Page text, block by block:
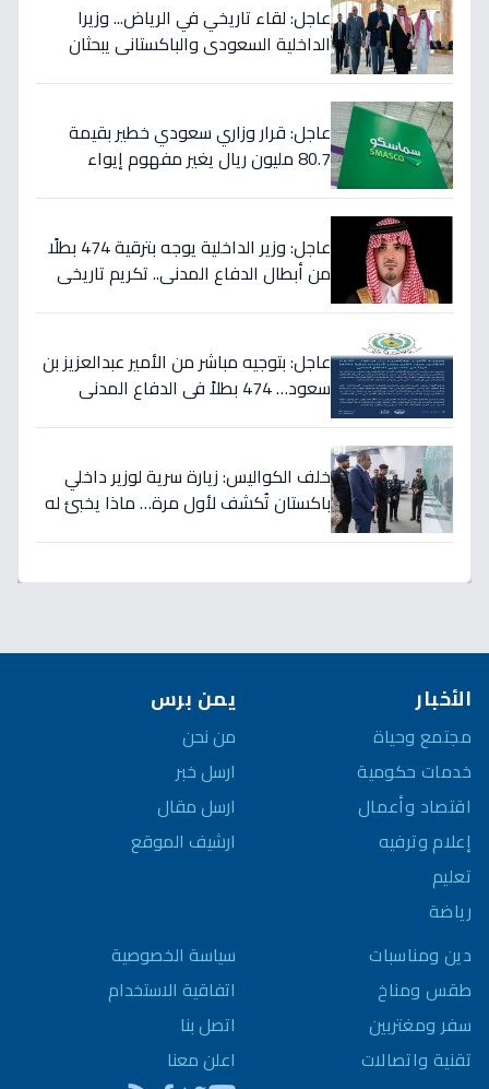
عاجل: لقاء تاريخي في الرياض... وزيرا
الداخلية السعودي والباكستاني يبحثان
عاجل: قرار وزاري سعودي خطير بقيمة
80.7 مليون ريال يغير مفهوم إيواء
عاجل: وزير الداخلية يوجه بترقية 474 بطلًا
من أبطال الدفاع المدني.. تكريم تاريخي
عاجل: بتوجيه مباشر من الأمير عبدالعزيز بن
سعود… 474 بطلاً في الدفاع المدني
خلف الكواليس: زيارة سرية لوزير داخلي
باكستان تُكشف لأول مرة… ماذا يخبئ له
الأخبار
مجتمع وحياة
خدمات حكومية
اقتصاد وأعمال
إعلام وترفيه
تعليم
رياضة
دين ومناسبات
طقس ومناخ
سفر ومغتربين
تقنية واتصالات
يمن برس
من نحن
ارسل خبر
ارسل مقال
ارشيف الموقع
سياسة الخصوصية
اتفاقية الاستخدام
اتصل بنا
اعلن معنا